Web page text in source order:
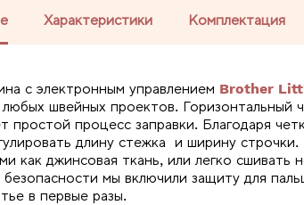
Характеристики Комплектация
с электронным управлением Brother
швейных проектов.
простой процесс заправки. Благодаря
длину стежка и ширину
как джинсовая ткань, или легко
безопасности мы включили защиту для
в первые разы.